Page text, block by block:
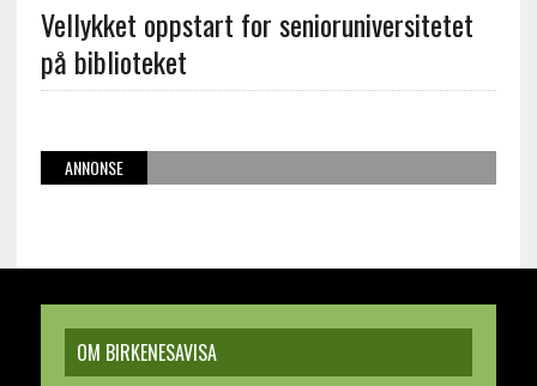
Vellykket oppstart for senioruniversitetet
på biblioteket
ANNONSE
OM BIRKENESAVISA